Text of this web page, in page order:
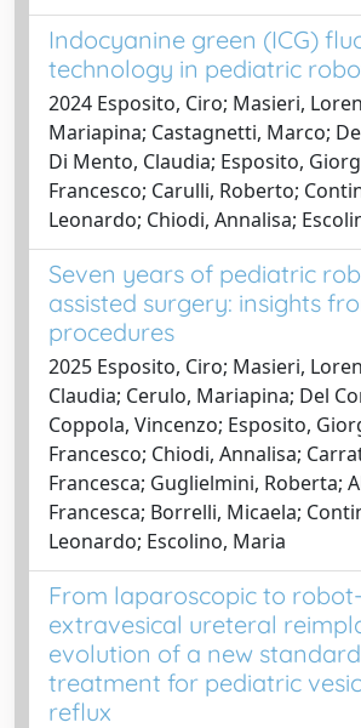
Indocyanine green (ICG)
technology in pediatric
2024 Esposito, Ciro; Masieri,
Mariapina; Castagnetti, Marco;
Di Mento, Claudia; Esposito,
Francesco; Carulli, Roberto;
Leonardo; Chiodi, Annalisa;
Seven years of pediatric
assisted surgery: insights
procedures
2025 Esposito, Ciro; Masieri,
Claudia; Cerulo, Mariapina; Del
Coppola, Vincenzo; Esposito,
Francesco; Chiodi, Annalisa;
Francesca; Guglielmini, Roberta;
Francesca; Borrelli, Micaela;
Leonardo; Escolino, Maria
From laparoscopic to
extravesical ureteral
evolution of a new standard
treatment for pediatric
reflux